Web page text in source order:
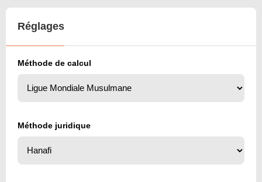
Réglages
Méthode de calcul
Méthode juridique